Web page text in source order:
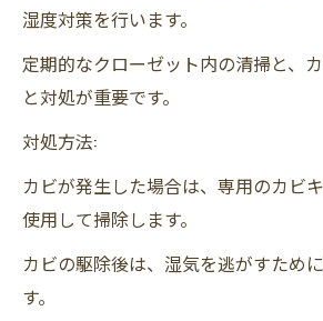
湿度対策を行います。
定期的なクローゼット内の清掃と、
と対処が重要です。
対処方法:
カビが発生した場合は、専用のカビ
使用して掃除します。
カビの駆除後は、湿気を逃がすため
す。